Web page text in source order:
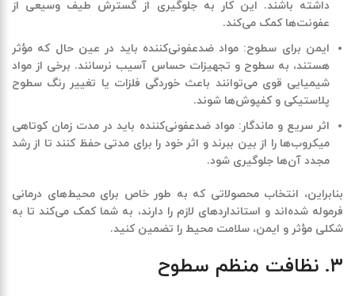
داشته باشند. این کار به جلوگیری از گسترش طیف وسیعی از
عفونت‌ها کمک می‌کند.
ایمن برای سطوح: مواد ضدعفونی‌کننده باید در عین حال که مؤثر
هستند، به سطوح و تجهیزات حساس آسیب نرسانند. برخی از مواد
شیمیایی قوی می‌توانند باعث خوردگی فلزات یا تغییر رنگ سطوح
پلاستیکی و کفپوش‌ها شوند.
اثر سریع و ماندگار:مواد ضدعفونی‌کننده باید در مدت زمان کوتاهی
میکروب‌ها را از بین ببرند و اثر خود را برای مدتی حفظ کنند تا از رشد
مجدد آن‌ها جلوگیری شود.
بنابراین، انتخاب محصولاتی که به طور خاص برای محیط‌های درمانی
فرموله شده‌اند و استانداردهای لازم را دارند، به شما کمک می‌کند تا به
شکلی مؤثر و ایمن، سلامت محیط را تضمین کنید.
۳. نظافت منظم سطوح